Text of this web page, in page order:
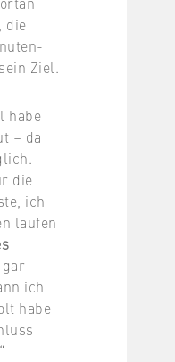
die
Ziel.
habe
– da
die
ich
laufen
gar
ich
habe